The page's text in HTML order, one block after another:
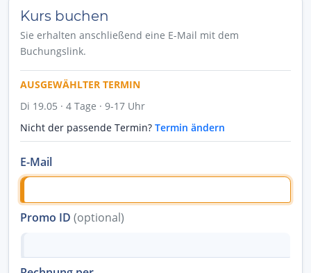
Kurs buchen
Sie erhalten anschließend eine E-Mail mit dem
Buchungslink.
AUSGEWÄHLTER TERMIN
Di 19.05 · 4 Tage · 9-17 Uhr
Nicht der passende Termin? Termin ändern
E-Mail
Promo ID (optional)